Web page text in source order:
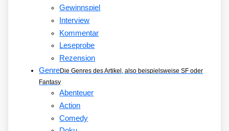
Gewinnspiel
Interview
Kommentar
Leseprobe
Rezension
GenreDie Genres des Artikel, also beispielsweise SF oder
Fantasy
Abenteuer
Action
Comedy